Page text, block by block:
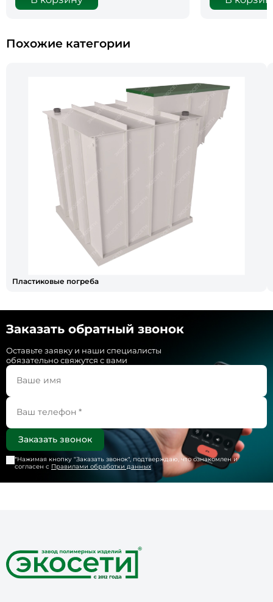
Похожие категории
Пластиковые погреба
Заказать обратный звонок
Оставьте заявку и наши специалисты
обязательно свяжутся с вами
*Нажимая кнопку "Заказать звонок", подтверждаю, что ознакомлен и
согласен с Правилами обработки данных